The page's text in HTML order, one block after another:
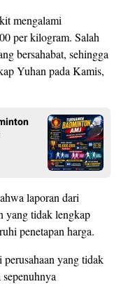
mengalami
per kilogram. Salah
bersahabat, sehingga
Yuhan pada Kamis,
laporan dari
yang tidak lengkap
penetapan harga.
yang tidak